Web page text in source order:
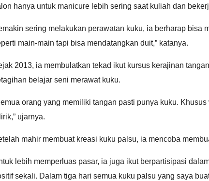
hanya untuk manicure lebih sering saat kuliah dan
sering melakukan perawatan kuku, ia berharap bisa
main-main tapi bisa mendatangkan duit,” katanya.
2013, ia membulatkan tekad ikut kursus kerajinan
belajar seni merawat kuku.
orang yang memiliki tangan pasti punya kuku.
ujarnya.
mahir membuat kreasi kuku palsu, ia mencoba
lebih memperluas pasar, ia juga ikut berpartisipasi
sekali. Dalam tiga hari semua kuku palsu yang saya